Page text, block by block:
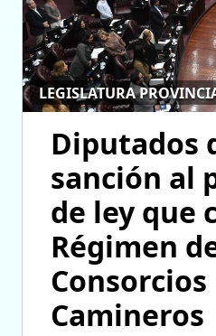
LEGISLATURA
Diputados
sanción al
de ley que
Régimen
Consorcios
Camineros